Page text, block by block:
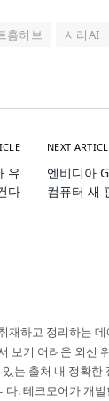
홈허브 시리AI
유
다
NEXT
엔비디아
컴퓨터 새
재하고 정리하는
보기 어려운 외신
는 출처 내 정확한
다. 테크모어가 개